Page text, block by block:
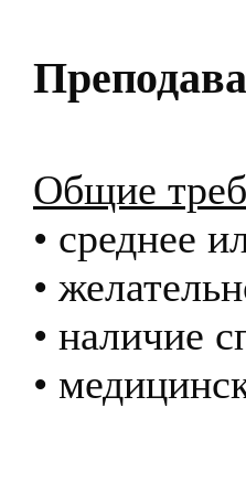
Общие
• среднее
•
• наличие
•